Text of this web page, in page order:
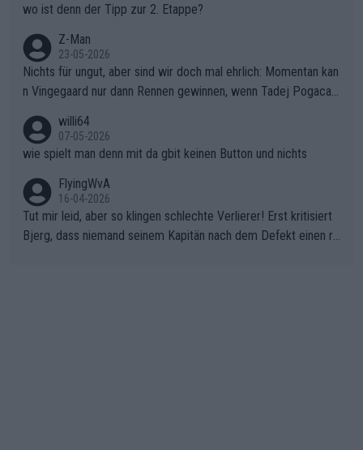
wo ist denn der Tipp zur 2. Etappe?
Z-Man
23-05-2026
Nichts für ungut, aber sind wir doch mal ehrlich: Momentan kan
n Vingegaard nur dann Rennen gewinnen, wenn Tadej Pogacar
willi64
07-05-2026
wie spielt man denn mit da gbit keinen Button und nichts
FlyingWvA
16-04-2026
Tut mir leid, aber so klingen schlechte Verlierer! Erst kritisiert
Bjerg, dass niemand seinem Kapitän nach dem Defekt einen ro